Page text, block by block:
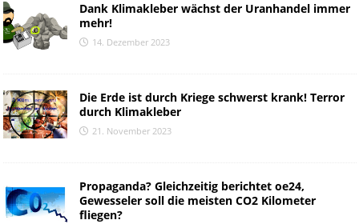
Dank Klimakleber wächst der Uranhandel immer
mehr!
14. Dezember 2023
Die Erde ist durch Kriege schwerst krank! Terror
durch Klimakleber
21. November 2023
Propaganda? Gleichzeitig berichtet oe24,
Gewesseler soll die meisten CO2 Kilometer
fliegen?